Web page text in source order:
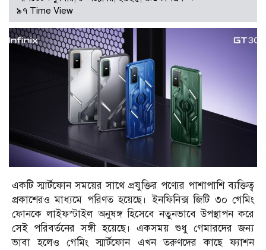
৯৭ Time View
একটি স্মার্টফোন সময়ের সাথে প্রযুক্তির পণ্যের পাশাপাশি ব্যক্তিত্ব
প্রকাশেরও মাধ্যমে পরিণত হয়েছে। ইনফিনিক্স জিটি ৩০ গেমিং
ফোনকে লাইফস্টাইল অনুষঙ্গ হিসেবে নতুনভাবে উপস্থাপন করে
সেই পরিবর্তনের সঙ্গী হয়েছে। একসময় শুধু গেমারদের জন্য
ভাবা হলেও গেমিং স্মার্টফোন এখন তরুণদের কাছে ফ্যাশন